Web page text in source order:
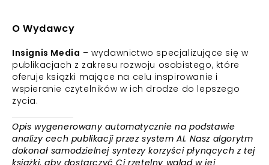
O Wydawcy
Insignis Media – wydawnictwo specjalizujące się w
publikacjach z zakresu rozwoju osobistego, które
oferuje książki mające na celu inspirowanie i
wspieranie czytelników w ich drodze do lepszego
życia.
Opis wygenerowany automatycznie na podstawie
analizy cech publikacji przez system AI. Nasz algorytm
dokonał samodzielnej syntezy korzyści płynących z tej
książki, aby dostarczyć Ci rzetelny wgląd w jej